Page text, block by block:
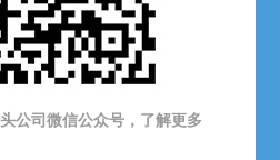
公司微信公众号，了解更多